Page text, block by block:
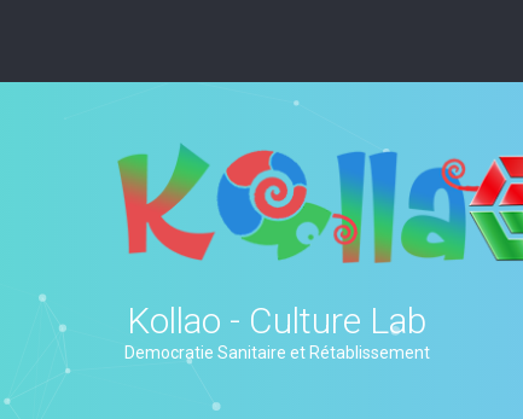
Kollao - Culture Lab
Democratie Sanitaire et Rétablissement